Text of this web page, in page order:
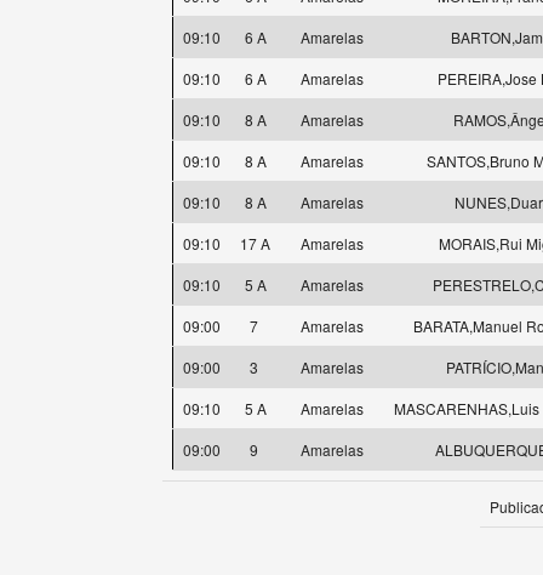
09:10
6 A Amarelas
09:10
6 A Amarelas
PEREIRA,Jose
09:10
8 A Amarelas
09:10
8 A Amarelas
SANTOS,Bruno
09:10
8 A Amarelas
09:10
17 A Amarelas
MORAIS,Rui
09:10
5 A Amarelas
09:00
7 Amarelas
BARATA,Manuel
09:00
3 Amarelas
09:10
5 A Amarelas
09:00
9 Amarelas